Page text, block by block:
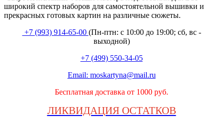
широкий спектр наборов для самостоятельной вышивки и
прекрасных готовых картин на различные сюжеты.
+7 (993) 914-65-00 (Пн-птн: с10:00 до 19:00; сб, вс -
выходной)
+7 (499) 550-34-05
Email: moskartyna@mail.ru
Бесплатная доставка от 1000 руб.
ЛИКВИДАЦИЯ ОСТАТКОВ